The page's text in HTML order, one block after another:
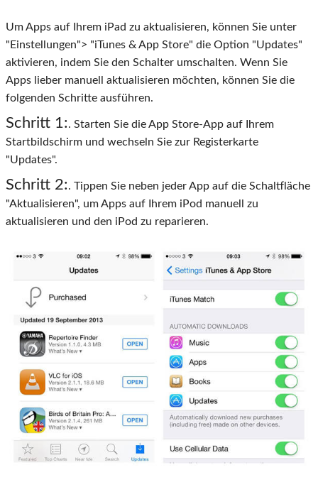
Um Apps auf Ihrem iPad zu aktualisieren, können Sie unter
"Einstellungen"> "iTunes & App Store" die Option "Updates"
aktivieren, indem Sie den Schalter umschalten. Wenn Sie
Apps lieber manuell aktualisieren möchten, können Sie die
folgenden Schritte ausführen.
Schritt 1:. Starten Sie die App Store-App auf Ihrem
Startbildschirm und wechseln Sie zur Registerkarte
"Updates".
Schritt 2:. Tippen Sie neben jeder App auf die Schaltfläche
"Aktualisieren", um Apps auf Ihrem iPod manuell zu
aktualisieren und den iPod zu reparieren.